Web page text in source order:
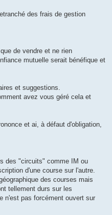
des frais de gestion
de vendre et ne rien
mutuelle serait bénéfique et
et suggestions.
avez vous géré cela et
et ai, à défaut d'obligation,
des "circuits" comme IM ou
d'une course sur l'autre.
des courses mais
tellement durs sur les
n'est pas forcément ouvert sur